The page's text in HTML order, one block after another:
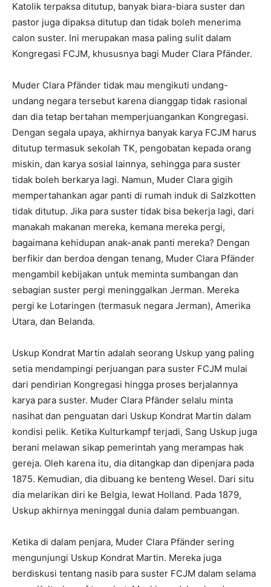
Katolik terpaksa ditutup, banyak biara-biara suster dan
pastor juga dipaksa ditutup dan tidak boleh menerima
calon suster. Ini merupakan masa paling sulit dalam
Kongregasi FCJM, khususnya bagi Muder Clara Pfänder.
Muder Clara Pfänder tidak mau mengikuti undang-
undang negara tersebut karena dianggap tidak rasional
dan dia tetap bertahan memperjuangankan Kongregasi.
Dengan segala upaya, akhirnya banyak karya FCJM harus
ditutup termasuk sekolah TK, pengobatan kepada orang
miskin, dan karya sosial lainnya, sehingga para suster
tidak boleh berkarya lagi. Namun, Muder Clara gigih
mempertahankan agar panti di rumah induk di Salzkotten
tidak ditutup. Jika para suster tidak bisa bekerja lagi, dari
manakah makanan mereka, kemana mereka pergi,
bagaimana kehidupan anak-anak panti mereka? Dengan
berfikir dan berdoa dengan tenang, Muder Clara Pfänder
mengambil kebijakan untuk meminta sumbangan dan
sebagian suster pergi meninggalkan Jerman. Mereka
pergi ke Lotaringen (termasuk negara Jerman), Amerika
Utara, dan Belanda.
Uskup Kondrat Martin adalah seorang Uskup yang paling
setia mendampingi perjuangan para suster FCJM mulai
dari pendirian Kongregasi hingga proses berjalannya
karya para suster. Muder Clara Pfänder selalu minta
nasihat dan penguatan dari Uskup Kondrat Martin dalam
kondisi pelik. Ketika Kulturkampf terjadi, Sang Uskup juga
berani melawan sikap pemerintah yang merampas hak
gereja. Oleh karena itu, dia ditangkap dan dipenjara pada
1875. Kemudian, dia dibuang ke benteng Wesel. Dari situ
dia melarikan diri ke Belgia, lewat Holland. Pada 1879,
Uskup akhirnya meninggal dunia dalam pembuangan.
Ketika di dalam penjara, Muder Clara Pfänder sering
mengunjungi Uskup Kondrat Martin. Mereka juga
berdiskusi tentang nasib para suster FCJM dalam selama